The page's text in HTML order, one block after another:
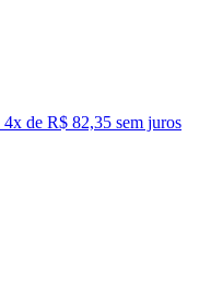
4x de R$ 82,35 sem juros